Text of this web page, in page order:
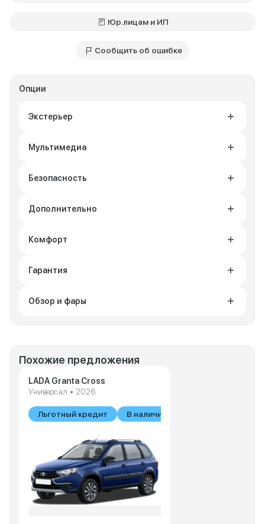
Опции
Экстерьер
Мультимедиа
Безопасность
Дополнительно
Комфорт
Гарантия
Обзор и фары
Юр.лицам и ИП
Сообщить об ошибке
Похожие предложения
LADA Granta Cross
Универсал • 2026
Льготный кредит В наличии